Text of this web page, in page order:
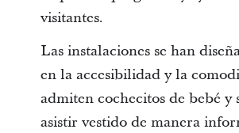
visitantes.
Las instalaciones se han
en la accesibilidad y la
admiten cochecitos de bebé y
asistir vestido de manera